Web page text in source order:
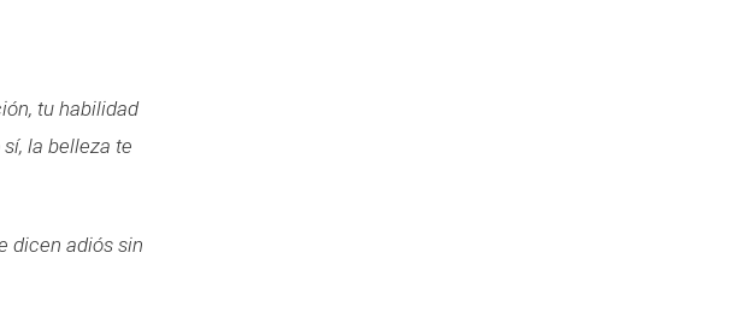
tu habilidad
la belleza te
dicen adiós sin